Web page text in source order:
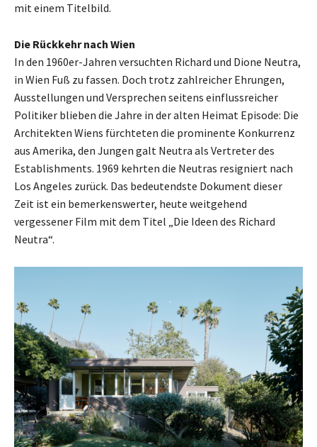
mit einem Titelbild.
Die Rückkehr nach Wien
In den 1960er-Jahren versuchten Richard und Dione Neutra,
in Wien Fuß zu fassen. Doch trotz zahlreicher Ehrungen,
Ausstellungen und Versprechen seitens einflussreicher
Politiker blieben die Jahre in der alten Heimat Episode: Die
Architekten Wiens fürchteten die prominente Konkurrenz
aus Amerika, den Jungen galt Neutra als Vertreter des
Establishments. 1969 kehrten die Neutras resigniert nach
Los Angeles zurück. Das bedeutendste Dokument dieser
Zeit ist ein bemerkenswerter, heute weitgehend
vergessener Film mit dem Titel „Die Ideen des Richard
Neutra“.